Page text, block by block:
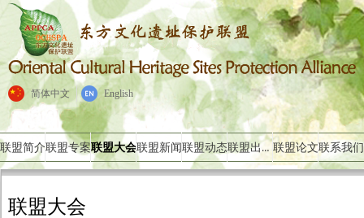
简体中文 English
联盟简介联盟专案联盟大会联盟新闻联盟动态 联盟出版物 联盟论文联系我们
联盟大会